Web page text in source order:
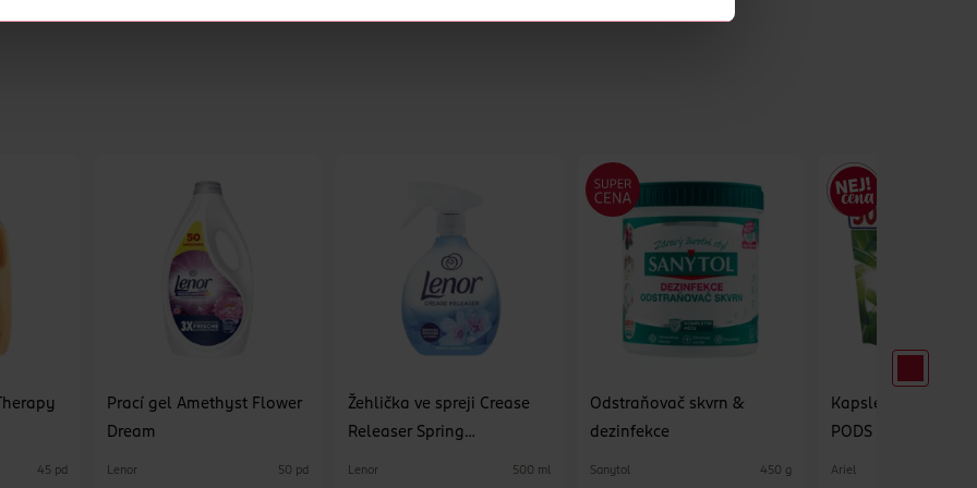
45 pd
Prací gel Amethyst Flower
Dream
Lenor 50 pd
Žehlička ve spreji Crease
Releaser Spring
Lenor 500 ml
Odstraňovač skvrn &
dezinfekce
Sanytol 450 g
Kapsle na praní
PODS
Ariel